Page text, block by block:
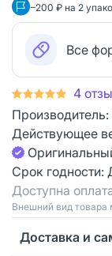
–200 ₽ на 2
Все
4
Производитель:
Действующее
Срок годности:
Доступна
Bнешний вид товара
Доставка и